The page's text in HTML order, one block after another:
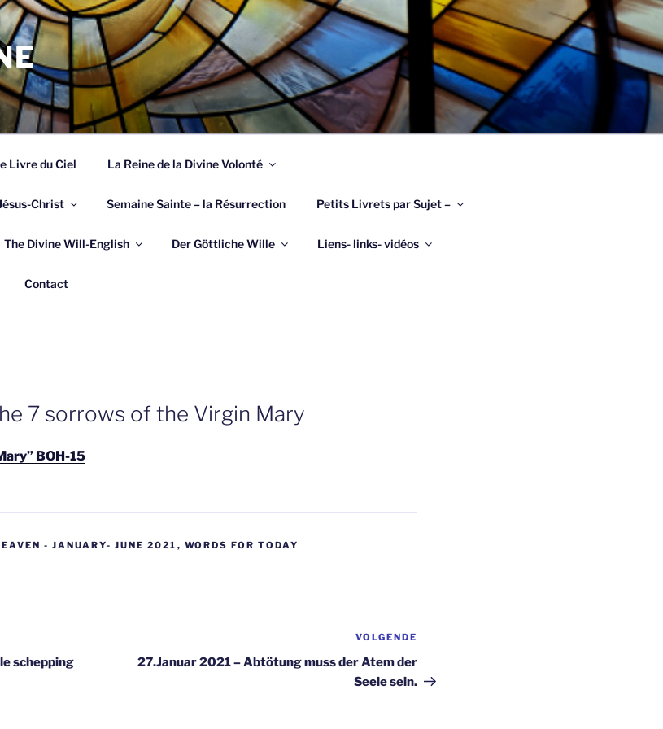
Livre du Ciel La Reine de la Divine Volonté
Christ Semaine Sainte – la Résurrection Petits Livrets par Sujet –
The Divine Will-English Der Göttliche Wille Liens- links- vidéos
Contact
7 sorrows of the Virgin Mary
BOH-15
- JANUARY- JUNE 2021 , WORDS FOR TODAY
schepping
bericht
VOLGENDE
27.Januar 2021 – Abtötung muss der Atem der
Seele sein.